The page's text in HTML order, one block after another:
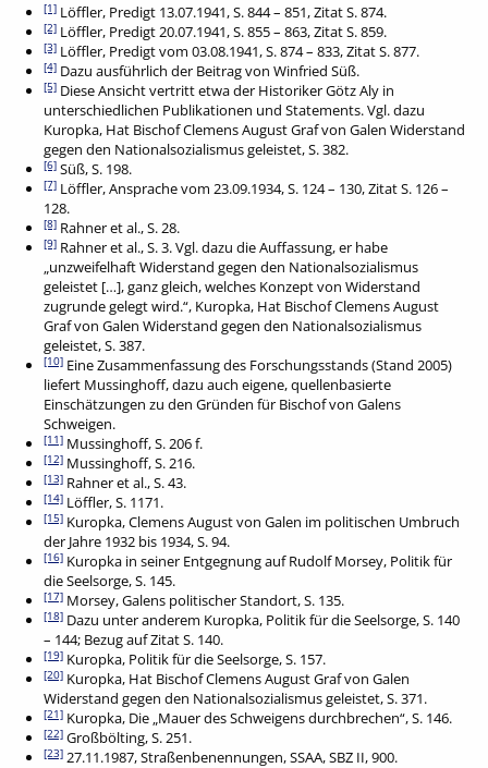
[1] Löffler, Predigt 13.07.1941, S. 844 – 851, Zitat S. 874.
[2] Löffler, Predigt 20.07.1941, S. 855 – 863, Zitat S. 859.
[3] Löffler, Predigt vom 03.08.1941, S. 874 – 833, Zitat S. 877.
[4] Dazu ausführlich der Beitrag von Winfried Süß.
[5] Diese Ansicht vertritt etwa der Historiker Götz Aly in
unterschiedlichen Publikationen und Statements. Vgl. dazu
Kuropka, Hat Bischof Clemens August Graf von Galen Widerstand
gegen den Nationalsozialismus geleistet, S. 382.
[6] Süß, S. 198.
[7] Löffler, Ansprache vom 23.09.1934, S. 124 – 130, Zitat S. 126 –
128.
[8] Rahner et al., S. 28.
[9] Rahner et al., S. 3. Vgl. dazu die Auffassung, er habe
„unzweifelhaft Widerstand gegen den Nationalsozialismus
geleistet […], ganz gleich, welches Konzept von Widerstand
zugrunde gelegt wird.“, Kuropka, Hat Bischof Clemens August
Graf von Galen Widerstand gegen den Nationalsozialismus
geleistet, S. 387.
[10] Eine Zusammenfassung des Forschungsstands (Stand 2005)
liefert Mussinghoff, dazu auch eigene, quellenbasierte
Einschätzungen zu den Gründen für Bischof von Galens
Schweigen.
[11] Mussinghoff, S. 206 f.
[12] Mussinghoff, S. 216.
[13] Rahner et al., S. 43.
[14] Löffler, S. 1171.
[15] Kuropka, Clemens August von Galen im politischen Umbruch
der Jahre 1932 bis 1934, S. 94.
[16] Kuropka in seiner Entgegnung auf Rudolf Morsey, Politik für
die Seelsorge, S. 145.
[17] Morsey, Galens politischer Standort, S. 135.
[18] Dazu unter anderem Kuropka, Politik für die Seelsorge, S. 140
– 144; Bezug auf Zitat S. 140.
[19] Kuropka, Politik für die Seelsorge, S. 157.
[20] Kuropka, Hat Bischof Clemens August Graf von Galen
Widerstand gegen den Nationalsozialismus geleistet, S. 371.
[21] Kuropka, Die „Mauer des Schweigens durchbrechen“, S. 146.
[22] Großbölting, S. 251.
[23] 27.11.1987, Straßenbenennungen, SSAA, SBZ II, 900.